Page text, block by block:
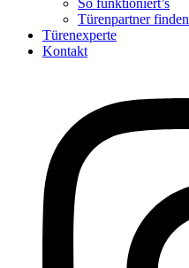
So funktioniert’s
Türenpartner finden
Türenexperte
Kontakt